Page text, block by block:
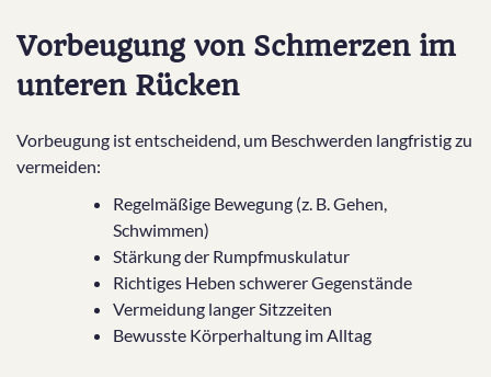
Vorbeugung von Schmerzen im
unteren Rücken
Vorbeugung ist entscheidend, um Beschwerden langfristig zu
vermeiden:
Regelmäßige Bewegung (z. B. Gehen,
Schwimmen)
Stärkung der Rumpfmuskulatur
Richtiges Heben schwerer Gegenstände
Vermeidung langer Sitzzeiten
Bewusste Körperhaltung im Alltag